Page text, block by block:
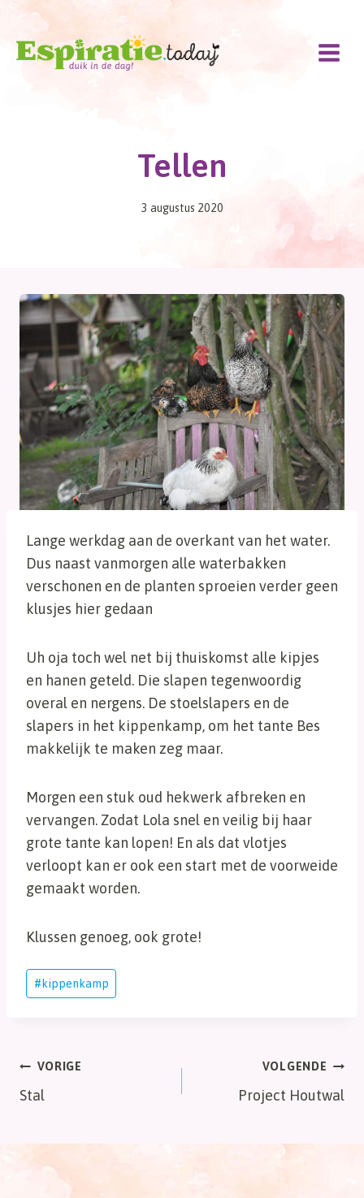
Doorgaan
inhoud
Tellen
3 augustus 2020
Lange werkdag aan de overkant van het water.
Dus naast vanmorgen alle waterbakken
verschonen en de planten sproeien verder geen
klusjes hier gedaan
Uh oja toch wel net bij thuiskomst alle kipjes
en hanen geteld. Die slapen tegenwoordig
overal en nergens. De stoelslapers en de
slapers in het kippenkamp, om het tante Bes
makkelijk te maken zeg maar.
Morgen een stuk oud hekwerk afbreken en
vervangen. Zodat Lola snel en veilig bij haar
grote tante kan lopen! En als dat vlotjes
verloopt kan er ook een start met de voorweide
gemaakt worden.
Klussen genoeg, ook grote!
Bericht
tags:
#kippenkamp
Bericht
navigatie
VORIGE
Stal
VOLGENDE
Project Houtwal